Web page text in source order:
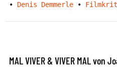
• Denis Demmerle •
MAL VIVER & VIVER MAL von